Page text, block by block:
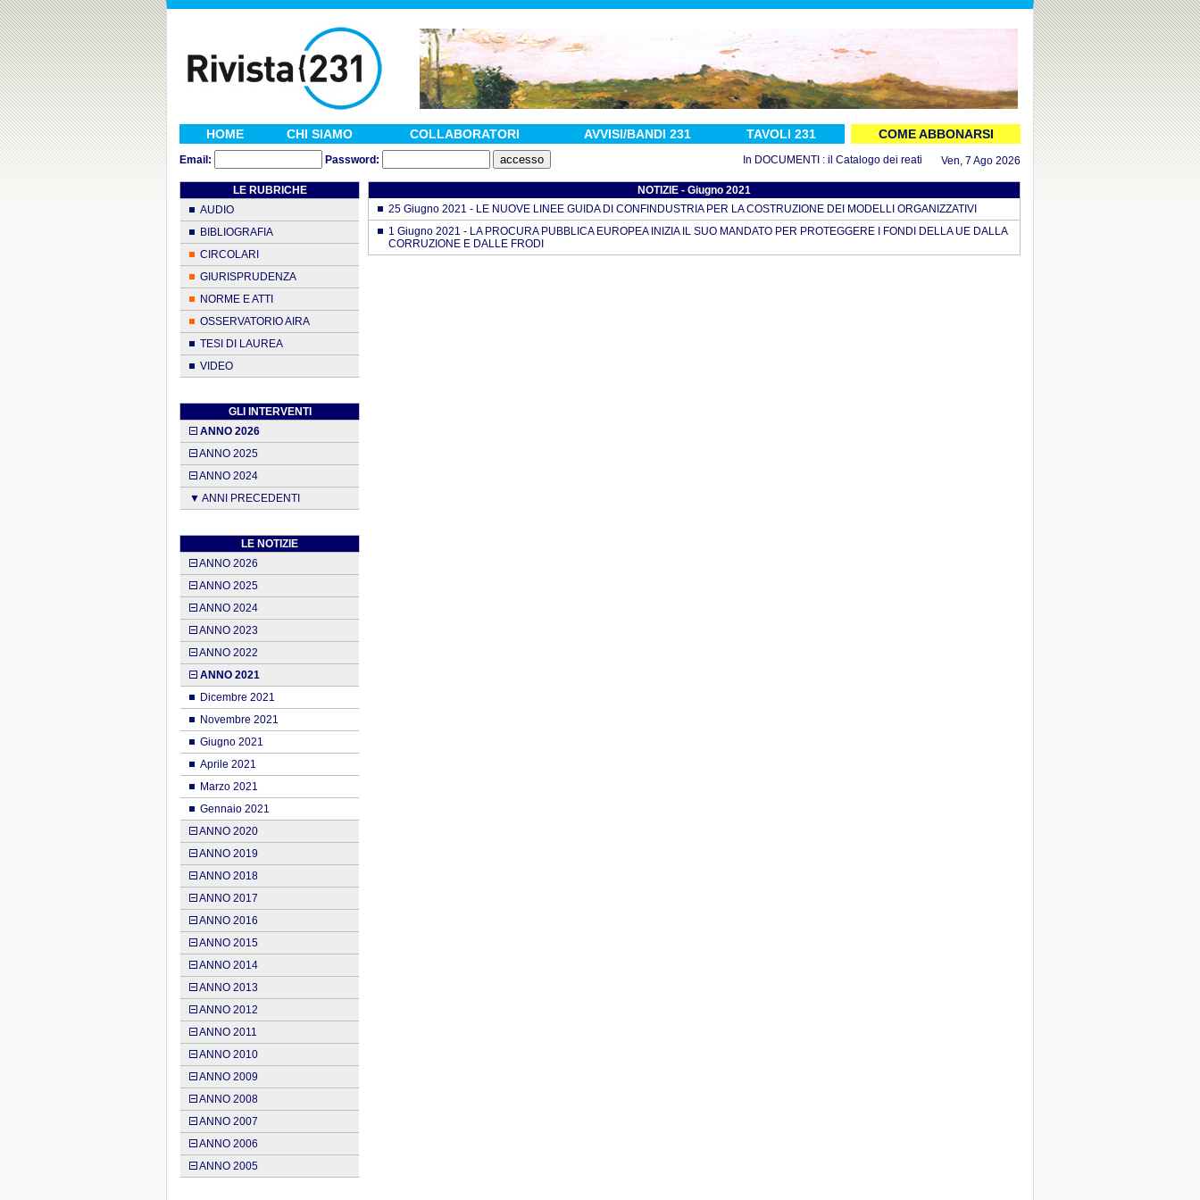
HOME CHI SIAMO COLLABORATORI AVVISI/BANDI 231 TAVOLI 231 COME ABBONARSI
Email: Password: In DOCUMENTI : il Catalogo dei reati aggiornato al 16 luglio 2026
Ven, 7 Ago 2026
LE RUBRICHE
AUDIO
BIBLIOGRAFIA
CIRCOLARI
GIURISPRUDENZA
NORME E ATTI
OSSERVATORIO AIRA
TESI DI LAUREA
VIDEO
GLI INTERVENTI
ANNO 2026
ANNO 2025
ANNO 2024
▼ ANNI PRECEDENTI
LE NOTIZIE
ANNO 2026
ANNO 2025
ANNO 2024
ANNO 2023
ANNO 2022
ANNO 2021
Dicembre 2021
Novembre 2021
Giugno 2021
Aprile 2021
Marzo 2021
Gennaio 2021
ANNO 2020
ANNO 2019
ANNO 2018
ANNO 2017
ANNO 2016
ANNO 2015
ANNO 2014
ANNO 2013
ANNO 2012
ANNO 2011
ANNO 2010
ANNO 2009
ANNO 2008
ANNO 2007
ANNO 2006
ANNO 2005
NOTIZIE - Giugno 2021
25 Giugno 2021 - LE NUOVE LINEE GUIDA DI CONFINDUSTRIA PER LA COSTRUZIONE DEI MODELLI ORGANIZZATIVI
1 Giugno 2021 - LA PROCURA PUBBLICA EUROPEA INIZIA IL SUO MANDATO PER PROTEGGERE I FONDI DELLA UE DALLA
CORRUZIONE E DALLE FRODI